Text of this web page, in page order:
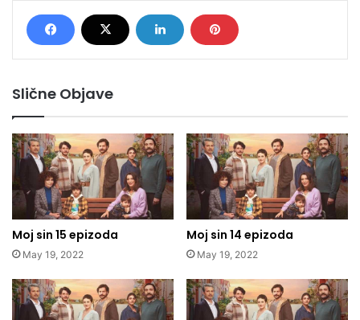
Slične Objave
Moj sin 15 epizoda
May 19, 2022
Moj sin 14 epizoda
May 19, 2022